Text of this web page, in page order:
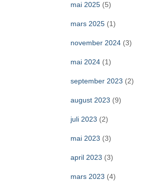
mai 2025(5)
mars 2025(1)
november 2024(3)
mai 2024(1)
september 2023 (2)
august 2023 (9)
juli 2023 (2)
mai 2023 (3)
april 2023 (3)
mars 2023 (4)